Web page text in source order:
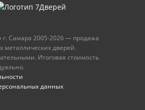
г. Самара 2005-2026 — продажа
дверей.
Итоговая стоимость
данных